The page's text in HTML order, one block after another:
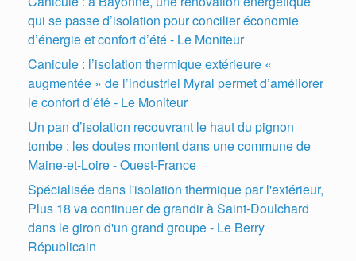
qui se passe d’isolation pour concilier économie
d’énergie et confort d’été - Le Moniteur
Canicule : l’isolation thermique extérieure «
augmentée » de l’industriel Myral permet d’améliorer
le confort d’été - Le Moniteur
Un pan d’isolation recouvrant le haut du pignon
tombe : les doutes montent dans une commune de
Maine-et-Loire - Ouest-France
Spécialisée dans l'isolation thermique par l'extérieur,
Plus 18 va continuer de grandir à Saint-Doulchard
dans le giron d'un grand groupe - Le Berry
Républicain